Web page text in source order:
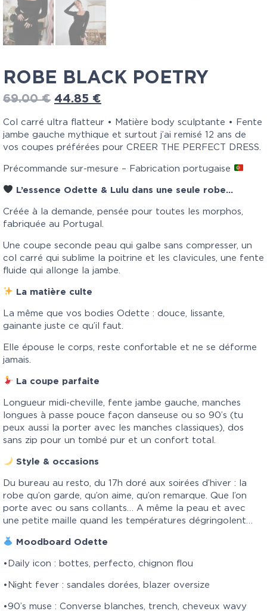
ROBE BLACK POETRY
69.00€ 44.85 €
Col carré ultra flatteur • Matière body sculptante • Fente
jambe gauche mythique et surtout j’ai remisé 12 ans de
vos coupes préférées pour CREER THE PERFECT DRESS.
Précommande sur-mesure – Fabrication portugaise
L’essence Odette & Lulu dans une seule robe…
Créée à la demande, pensée pour toutes les morphos,
fabriquée au Portugal.
Une coupe seconde peau qui galbe sans compresser, un
col carré qui sublime la poitrine et les clavicules, une fente
fluide qui allonge la jambe.
La matière culte
La même que vos bodies Odette : douce, lissante,
gainante juste ce qu’il faut.
Elle épouse le corps, reste confortable et ne se déforme
jamais.
La coupe parfaite
Longueur midi-cheville, fente jambe gauche, manches
longues à passe pouce façon danseuse ou so 90’s (tu
peux aussi la porter avec les manches classiques), dos
sans zip pour un tombé pur et un confort total.
Style & occasions
Du bureau au resto, du 17h doré aux soirées d’hiver : la
robe qu’on garde, qu’on aime, qu’on remarque. Que l’on
porte avec ou sans collants… A même la peau et avec
une petite maille quand les températures dégringolent…
Moodboard Odette
•Daily icon : bottes, perfecto, chignon flou
•Night fever : sandales dorées, blazer oversize
•90’s muse : Converse blanches, trench, cheveux wavy